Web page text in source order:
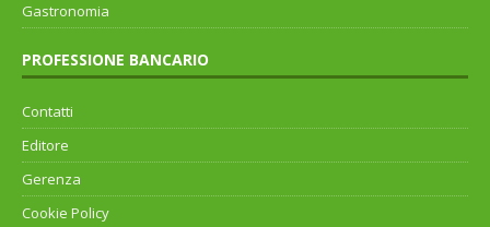
Gastronomia
PROFESSIONE BANCARIO
Contatti
Editore
Gerenza
Cookie Policy